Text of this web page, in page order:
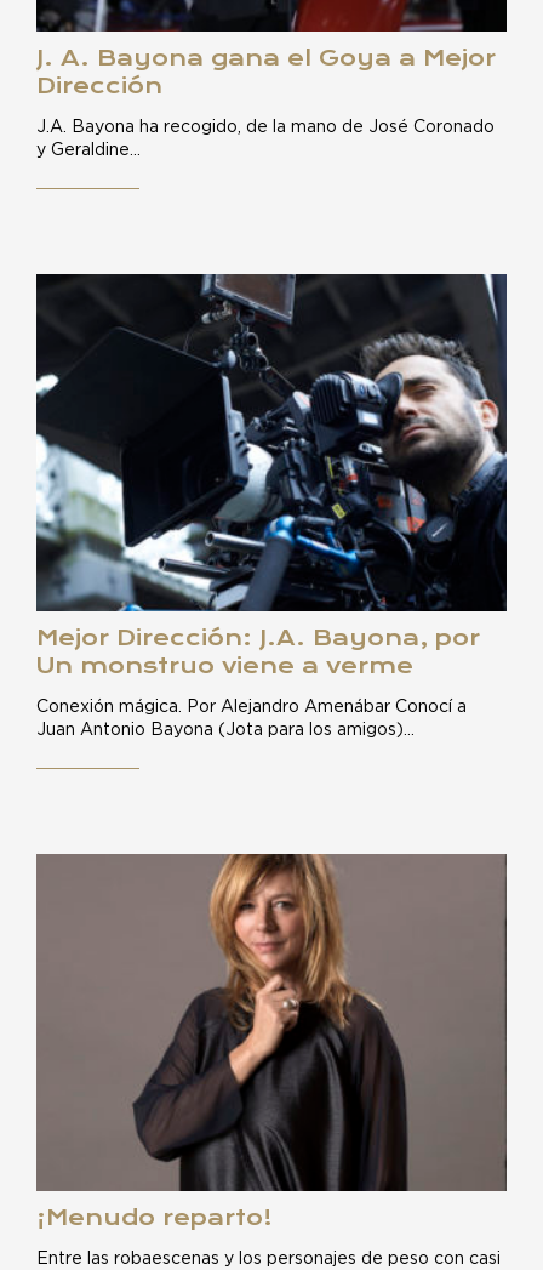
J. A. Bayona gana el Goya a Mejor
Dirección
J.A. Bayona ha recogido, de la mano de José Coronado
y Geraldine…
Mejor Dirección: J.A. Bayona, por
Un monstruo viene a verme
Conexión mágica. Por Alejandro Amenábar Conocí a
Juan Antonio Bayona (Jota para los amigos)…
¡Menudo reparto!
Entre las robaescenas y los personajes de peso con casi